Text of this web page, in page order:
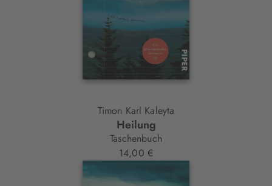
Timon Karl Kaleyta
Heilung
Taschenbuch
14,00 €